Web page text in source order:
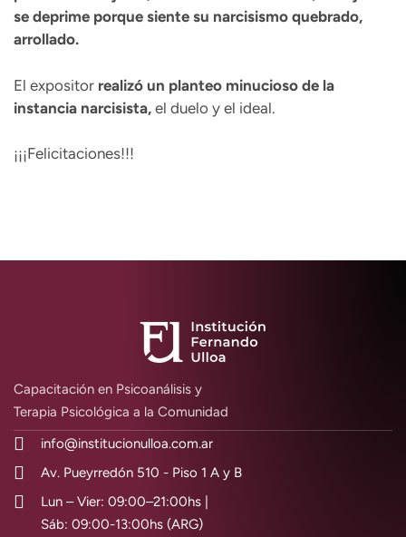
se deprime porque siente su narcisismo quebrado,
arrollado.
El expositor realizó un planteo minucioso de la
instancia narcisista, el duelo y el ideal.
¡¡¡Felicitaciones!!!
Capacitación en Psicoanálisis y
Terapia Psicológica a la Comunidad
info@institucionulloa.com.ar
Av. Pueyrredón 510 - Piso 1 A y B
Lun – Vier: 09:00–21:00hs |
Sáb: 09:00-13:00hs (ARG)